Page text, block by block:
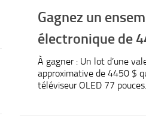
Gagnez un
électronique de
À gagner : Un lot d’une
approximative de 4450 $
téléviseur OLED 77 pouces...